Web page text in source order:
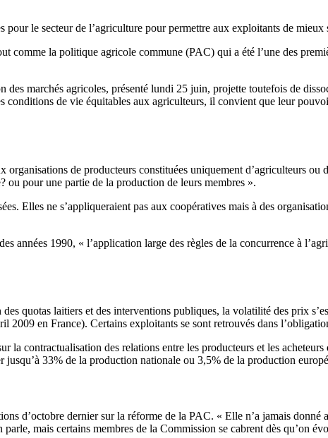
le secteur de l’agriculture pour permettre aux exploitants de mieux
comme la politique agricole commune (PAC) qui a été l’une des
marchés agricoles, présenté lundi 25 juin, projette toutefois de
de vie équitables aux agriculteurs, il convient que leur
de producteurs constituées uniquement d’agriculteurs ou
ou pour une partie de la production de leurs membres ».
Elles ne s’appliqueraient pas aux coopératives mais à des
1990, « l’application large des règles de la concurrence à
quotas laitiers et des interventions publiques, la volatilité des prix
en France). Certains exploitants se sont retrouvés dans
contractualisation des relations entre les producteurs et les
33% de la production nationale ou 3,5% de la production
d’octobre dernier sur la réforme de la PAC. « Elle n’a jamais
mais certains membres de la Commission se cabrent dès qu’on